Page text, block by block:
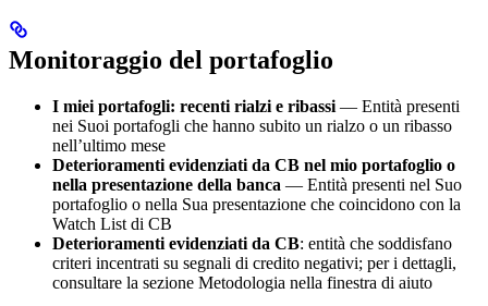
Monitoraggio del portafoglio
I miei portafogli: recenti rialzi e ribassi — Entità presenti
nei Suoi portafogli che hanno subito un rialzo o un ribasso
nell’ultimo mese
Deterioramenti evidenziati da CB nel mio portafoglio o
nella presentazione della banca — Entità presenti nel Suo
portafoglio o nella Sua presentazione che coincidono con la
Watch List di CB
Deterioramenti evidenziati da CB: entità che soddisfano
criteri incentrati su segnali di credito negativi; per i dettagli,
consultare la sezione Metodologia nella finestra di aiuto